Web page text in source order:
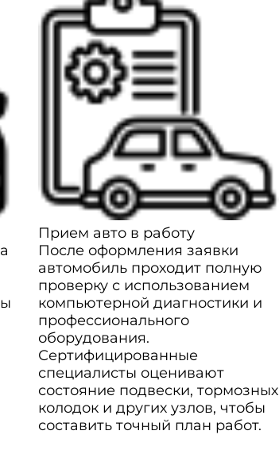
Прием авто в работу
После оформления заявки
автомобиль проходит полную
проверку с использованием
компьютерной диагностики и
профессионального
оборудования.
Сертифицированные
специалисты оценивают
состояние подвески, тормозных
колодок и других узлов, чтобы
составить точный план работ.